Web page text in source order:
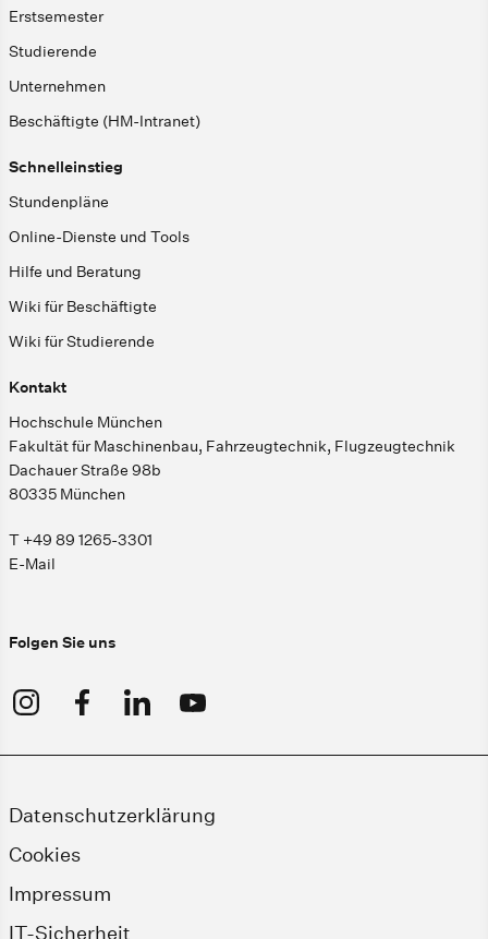
Erstsemester
Studierende
Unternehmen
Beschäftigte (HM-Intranet)
Schnelleinstieg
Stundenpläne
Online-Dienste und Tools
Hilfe und Beratung
Wiki für Beschäftigte
Wiki für Studierende
Kontakt
Hochschule München
Fakultät für Maschinenbau, Fahrzeugtechnik, Flugzeugtechnik
Dachauer Straße 98b
80335 München
T +49 89 1265-3301
E-Mail
Folgen Sie uns
Datenschutzerklärung
Cookies
Impressum
IT-Sicherheit